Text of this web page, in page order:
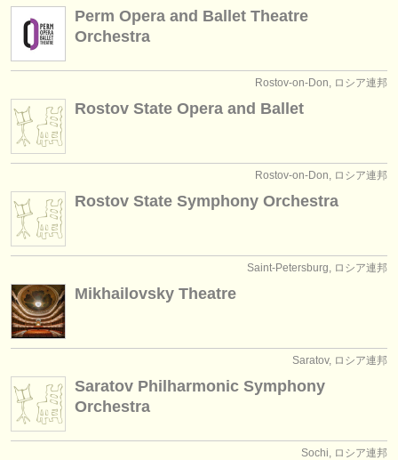
Perm Opera and Ballet Theatre
Orchestra
Rostov-on-Don, ロシア連邦
Rostov State Opera and Ballet
Rostov-on-Don, ロシア連邦
Rostov State Symphony Orchestra
Saint-Petersburg, ロシア連邦
Mikhailovsky Theatre
Saratov, ロシア連邦
Saratov Philharmonic Symphony
Orchestra
Sochi, ロシア連邦